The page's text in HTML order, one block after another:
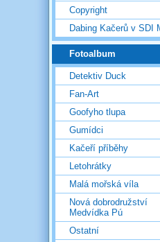
Copyright
Dabing Kačerů v SDI
Fotoalbum
Detektiv Duck
Fan-Art
Goofyho tlupa
Gumídci
Kačeří příběhy
Letohrátky
Malá mořská víla
Nová dobrodružství
Medvídka Pú
Ostatní